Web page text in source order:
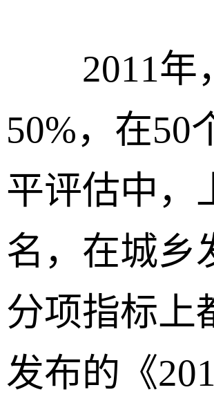
2011年
50%，在50
平评估中，
名，在城乡
分项指标上
发布的《